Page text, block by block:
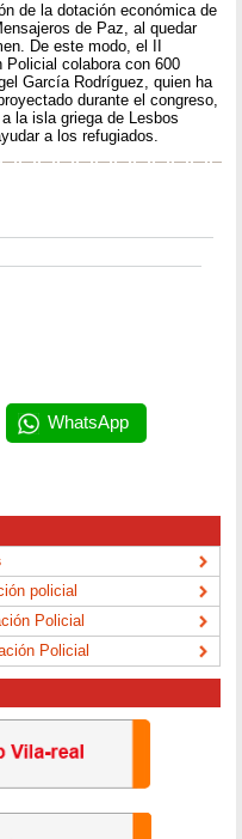
de la dotación económica de
de Paz, al quedar
De este modo, el II
Policial colabora con 600
García Rodríguez, quien ha
durante el congreso,
la isla griega de Lesbos
a los refugiados.
WhatsApp
policial
Policial
Policial